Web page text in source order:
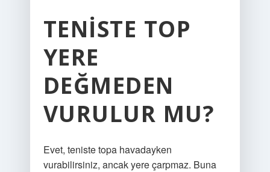
TENISTE TOP
YERE
DEĞMEDEN
VURULUR MU?
Evet, teniste topa havadayken
vurabilirsiniz, ancak yere çarpmaz. Buna